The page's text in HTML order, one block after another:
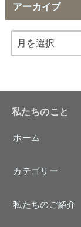
アーカイブ
私たちのこと
ホーム
カテゴリー
私たちのご紹介